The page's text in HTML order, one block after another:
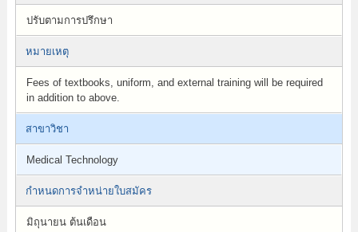
ปรับตามการปรึกษา
หมายเหตุ
Fees of textbooks, uniform, and external training will be required
in addition to above.
สาขาวิชา
Medical Technology
กำหนดการจำหน่ายใบสมัคร
มิถุนายน ต้นเดือน